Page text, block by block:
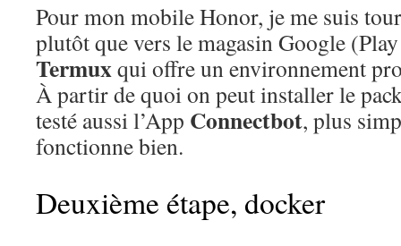
Pour mon mobile Honor, je me suis
plutôt que vers le magasin Google
Termuxqui offre un environnement
À partir de quoi on peut installer le
testé aussi l’App Connectbot, plus
fonctionne bien.
Deuxième étape, docker